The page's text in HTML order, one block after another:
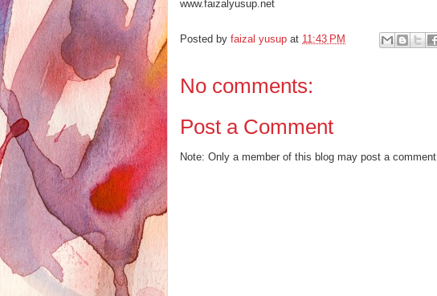
www.faizalyusup.net
Posted by faizal yusup at 11:43 PM
No comments:
Post a Comment
Note: Only a member of this blog may post a comment.